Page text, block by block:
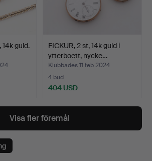
guld.
FICKUR, 2 st, 14k guld i
ytterboett, nycke…
Klubbades 11 feb 2024
4 bud
404 USD
Visa fler föremål